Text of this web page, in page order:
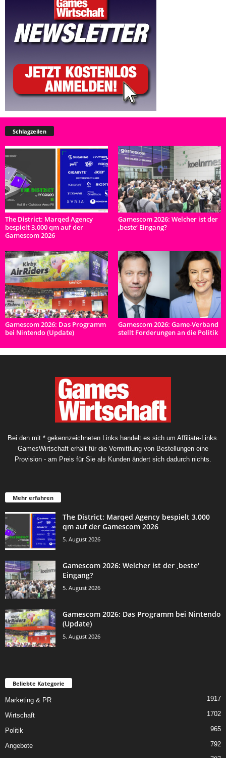
Schlagzeilen
The District: Marqed Agency
bespielt 3.000 qm auf der
Gamescom 2026
Gamescom 2026: Welcher ist der
‚beste‘ Eingang?
Gamescom 2026: Das Programm
bei Nintendo (Update)
Gamescom 2026: Game-Verband
stellt Forderungen an die Politik
Bei den mit * gekennzeichneten Links handelt es sich um Affiliate-Links.
GamesWirtschaft erhält für die Vermittlung von Bestellungen eine
Provision - am Preis für Sie als Kunden ändert sich dadurch nichts.
Mehr erfahren
The District: Marqed Agency bespielt 3.000
qm auf der Gamescom 2026
5. August 2026
Gamescom 2026: Welcher ist der ‚beste‘
Eingang?
5. August 2026
Gamescom 2026: Das Programm bei Nintendo
(Update)
5. August 2026
Beliebte Kategorie
Marketing & PR 1917
Wirtschaft 1702
Politik 965
Angebote 792